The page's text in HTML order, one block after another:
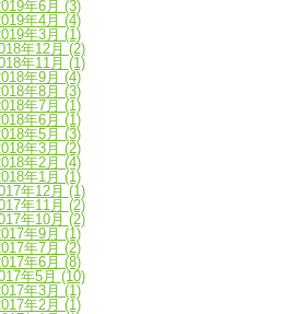
年6月 (3)
年4月 (4)
年3月 (1)
年12月 (2)
年11月 (1)
年9月 (4)
年8月 (3)
年7月 (1)
年6月 (1)
年5月 (3)
年3月 (2)
年2月 (4)
年1月 (1)
年12月 (1)
年11月 (2)
年10月 (2)
年9月 (1)
年7月 (2)
年6月 (8)
年5月 (10)
年3月 (1)
年2月 (1)